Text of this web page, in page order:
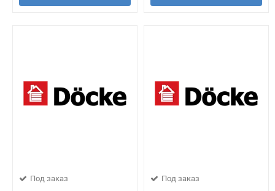
Под заказ Под заказ